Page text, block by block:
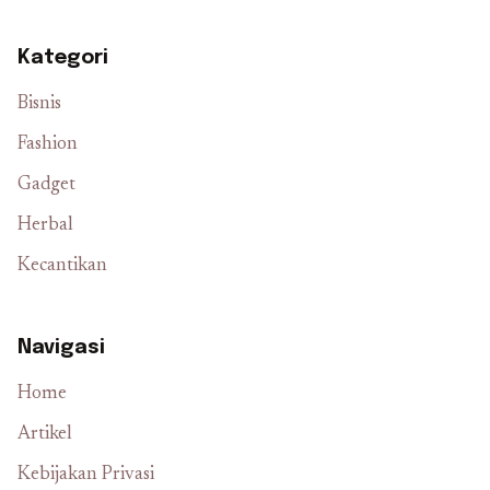
Kategori
Bisnis
Fashion
Gadget
Herbal
Kecantikan
Navigasi
Home
Artikel
Kebijakan Privasi